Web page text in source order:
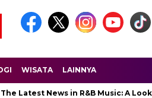
WISATA LAINNYA
News in R&B Music: A Look at